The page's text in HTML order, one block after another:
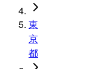
東
京
都